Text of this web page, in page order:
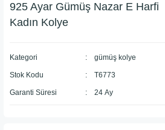
925 Ayar Gümüş Nazar E Harfi
Kadın Kolye
Kategori gümüş kolye
Stok Kodu T6773
Garanti Süresi 24 Ay